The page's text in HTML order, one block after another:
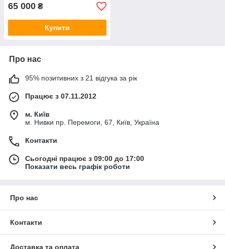
65 000 ₴
Купити
Про нас
95% позитивних з 21 відгука за рік
Працює з 07.11.2012
м. Київ
м. Нивки пр. Перемоги, 67, Київ, Україна
Контакти
Сьогодні працює з 09:00 до 17:00
Показати весь графік роботи
Про нас
Контакти
Доставка та оплата